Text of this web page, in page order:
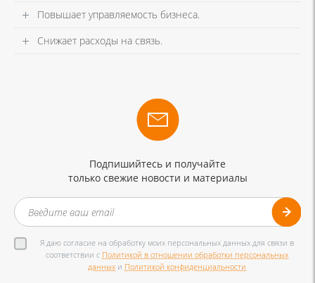
Повышает управляемость бизнеса.
Снижает расходы на связь.
Подпишийтесь и получайте
только свежие новости и материалы
Я даю согласие на обработку моих персональных данных для связи в
соответствии с Политикой в отношении обработки персональных
данных и Политикой конфиденциальности